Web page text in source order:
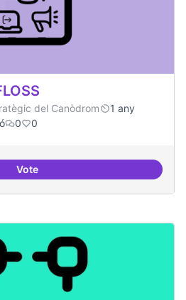
del Canòdrom
1 any
0 0
VoteSensibilització FLOSS